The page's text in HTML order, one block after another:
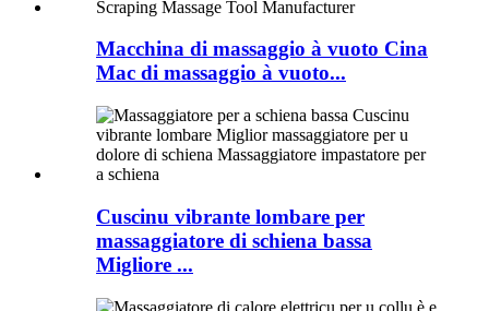
Macchina di massaggio à vuoto Cina
Mac di massaggio à vuoto...
Cuscinu vibrante lombare per
massaggiatore di schiena bassa
Migliore ...